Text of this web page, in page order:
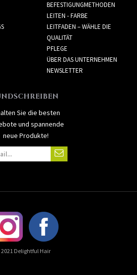
BEFESTIGUNGMETHODEN
LEITEN - FARBE
LEITFADEN – WÄHLE DIE
QUALITÄT
PFLEGE
ÜBER DAS UNTERNEHMEN
NEWSLETTER
Sie die besten
und spannende
neue Produkte!
2021 Delightful Hair